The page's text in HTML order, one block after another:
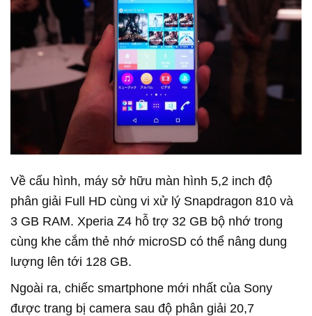
Về cấu hình, máy sở hữu màn hình 5,2 inch độ
phân giải Full HD cùng vi xử lý Snapdragon 810 và
3 GB RAM. Xperia Z4 hỗ trợ 32 GB bộ nhớ trong
cùng khe cắm thẻ nhớ microSD có thể nâng dung
lượng lên tới 128 GB.
Ngoài ra, chiếc smartphone mới nhất của Sony
được trang bị camera sau độ phân giải 20,7